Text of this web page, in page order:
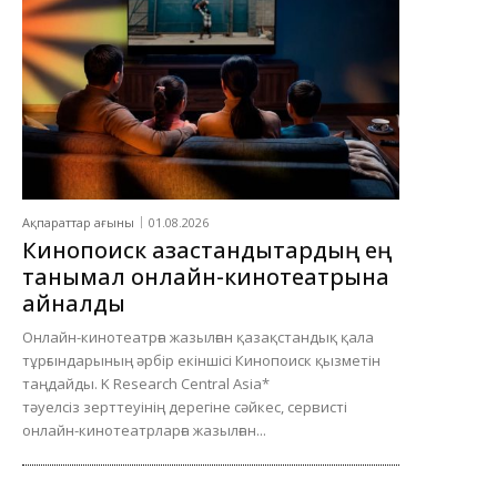
Ақпараттар ағыны 01.08.2026
Кинопоиск қазақстандықтардың ең
танымал онлайн-кинотеатрына
айналды
Онлайн-кинотеатрға жазылған қазақстандық қала
тұрғындарының әрбір екіншісі Кинопоиск қызметін
таңдайды. K Research Central Asia*
тәуелсіз зерттеуінің дерегіне сәйкес, сервисті
онлайн-кинотеатрларға жазылған...